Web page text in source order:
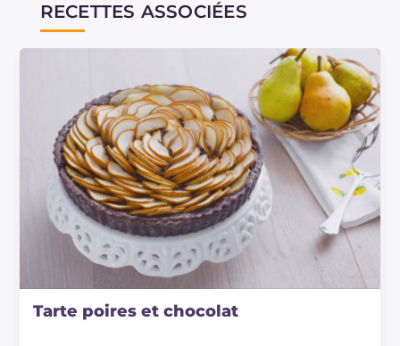
RECETTES ASSOCIÉES
Tarte poires et chocolat